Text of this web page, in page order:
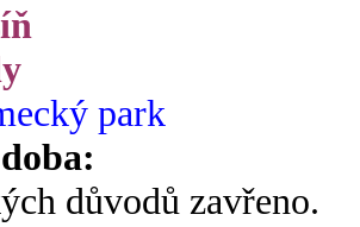
park
důvodů zavřeno.